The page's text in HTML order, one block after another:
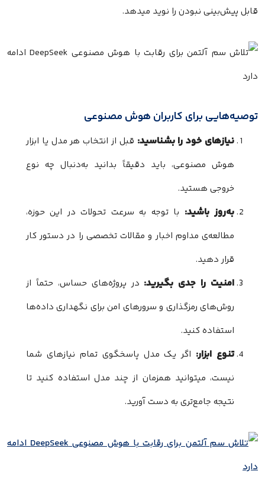
قابل پیش‌بینی‌ نبودن را نوید میدهد.
توصیه‌هایی برای کاربران هوش مصنوعی
نیازهای خود را بشناسید: قبل از انتخاب هر مدل یا ابزار
هوش مصنوعی، باید دقیقاً بدانید به‌دنبال چه نوع
خروجی هستید.
به‌روز باشید: با توجه به سرعت تحولات در این حوزه،
مطالعه‌ی مداوم اخبار و مقالات تخصصی را در دستور کار
قرار دهید.
امنیت را جدی بگیرید: در پروژه‌های حساس، حتماً از
روش‌های رمزگذاری و سرورهای امن برای نگهداری داده‌ها
استفاده کنید.
تنوع ابزار: اگر یک مدل پاسخگوی تمام نیازهای شما
نیست، میتوانید همزمان از چند مدل استفاده کنید تا
نتیجه جامع‌تری به دست آورید.